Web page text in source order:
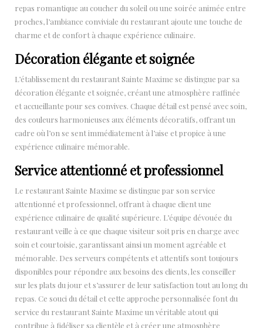
repas romantique au coucher du soleil ou une soirée animée entre
proches, l’ambiance conviviale du restaurant ajoute une touche de
charme et de confort à chaque expérience culinaire.
Décoration élégante et soignée
L’établissement du restaurant Sainte Maxime se distingue par sa
décoration élégante et soignée, créant une atmosphère raffinée
et accueillante pour ses convives. Chaque détail est pensé avec soin,
des couleurs harmonieuses aux éléments décoratifs, offrant un
cadre où l’on se sent immédiatement à l’aise et propice à une
expérience culinaire mémorable.
Service attentionné et professionnel
Le restaurant Sainte Maxime se distingue par son service
attentionné et professionnel, offrant à chaque client une
expérience culinaire de qualité supérieure. L’équipe dévouée du
restaurant veille à ce que chaque visiteur soit pris en charge avec
soin et courtoisie, garantissant ainsi un moment agréable et
mémorable. Des serveurs compétents et attentifs sont toujours
disponibles pour répondre aux besoins des clients, les conseiller
sur les plats du jour et s’assurer de leur satisfaction tout au long du
repas. Ce souci du détail et cette approche personnalisée font du
service du restaurant Sainte Maxime un véritable atout qui
contribue à fidéliser sa clientèle et à créer une atmosphère